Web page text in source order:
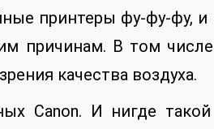
принтеры фу-фу-фу, и
причинам. В том
качества воздуха.
Canon. И нигде такой